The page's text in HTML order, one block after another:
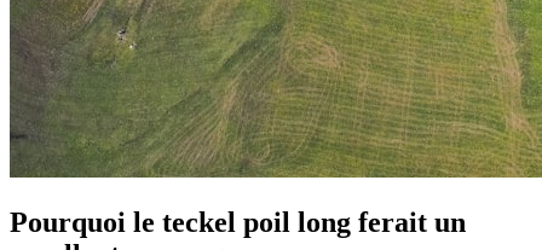
Pourquoi le teckel poil long ferait un